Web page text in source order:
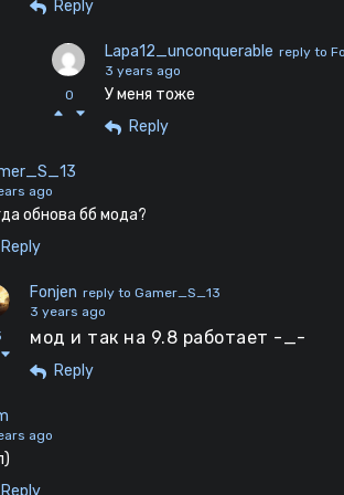
Reply
0
Lapa12_unconquerable reply to
3 years ago
У меня тоже
Reply
ago
обнова бб мода?
Reply
Fonjen reply to Gamer_S_13
3 years ago
мод и так на 9.8 работает -_-
Reply
ago